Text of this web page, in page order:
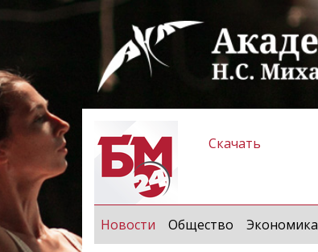
Скачать
Новости (current)
Общество Экономика